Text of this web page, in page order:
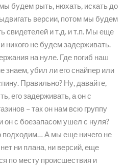
будем рыть, нюхать, искать до
версии, потом мы будем
свидетелей и т.д. и т.п. Мы еще
никого не будем задерживать.
на нуле. Где погиб наш
знаем, убил ли его снайпер или
Правильно? Ну, давайте,
его задерживать, а он с
– так он нам всю группу
он с боезапасом ушел с нуля?
подходим… А мы еще ничего не
ни плана, ни версий, еще
по месту происшествия и